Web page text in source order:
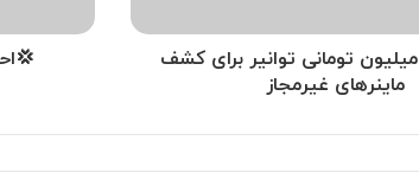
💢جایزه ۵۰ میلیون تومانی توانیر برای کشف
ماینرهای غیرمجاز